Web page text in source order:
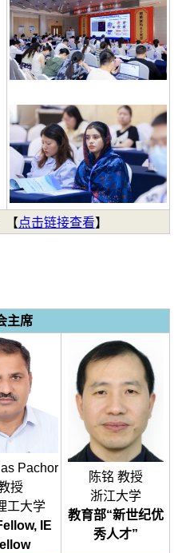
【点击链接查看】
主席
Pachor
授
工大学
IE
陈铭 教授
浙江大学
教育部“新世纪优
秀人才”